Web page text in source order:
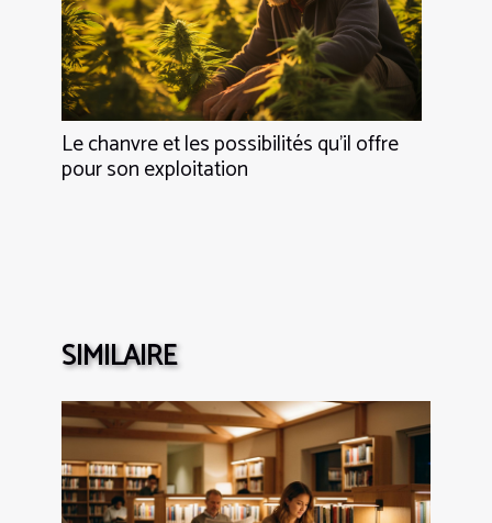
Le chanvre et les possibilités qu’il offre
pour son exploitation
SIMILAIRE